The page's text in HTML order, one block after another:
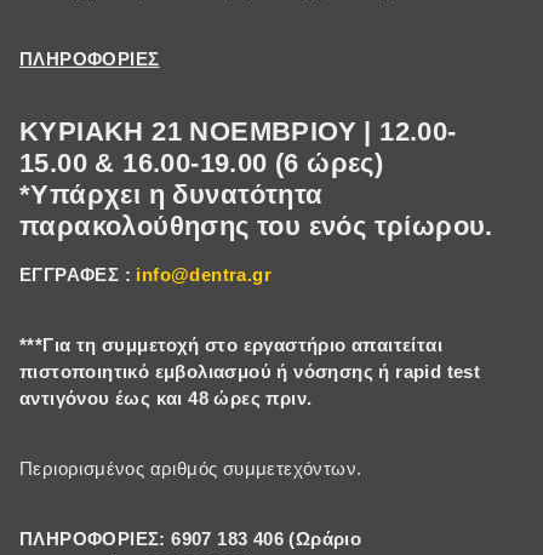
ΠΛΗΡΟΦΟΡΙΕΣ
ΚΥΡΙΑΚΗ 21 ΝΟΕΜΒΡΙΟΥ | 12.00-
15.00 & 16.00-19.00 (6 ώρες)
*Υπάρχει η δυνατότητα
παρακολούθησης του ενός τρίωρου.
ΕΓΓΡΑΦΕΣ : info@dentra.gr
***Για τη συμμετοχή στο εργαστήριο απαιτείται
πιστοποιητικό εμβολιασμού ή νόσησης ή rapid test
αντιγόνου έως και 48 ώρες πριν.
Περιορισμένος αριθμός συμμετεχόντων.
ΠΛΗΡΟΦΟΡΙΕΣ: 6907 183 406 (Ωράριο